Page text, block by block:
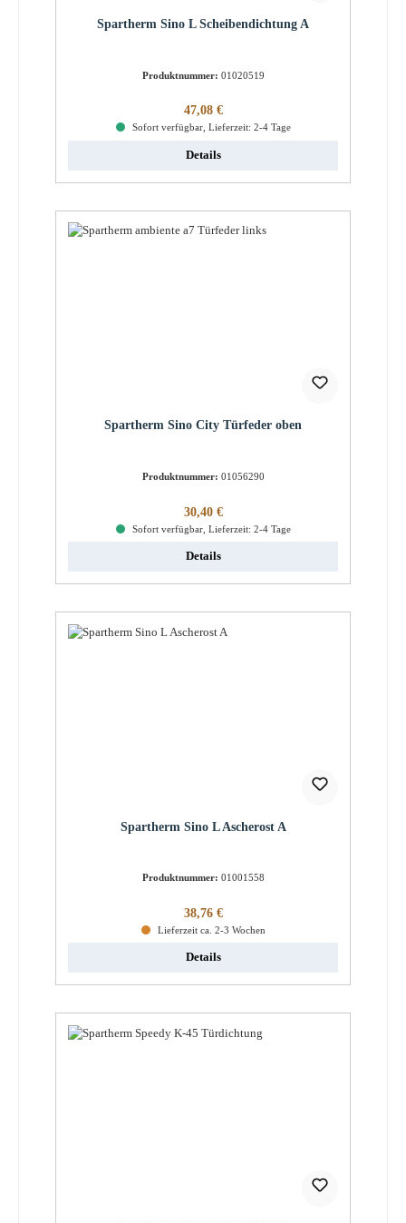
Spartherm Sino L Scheibendichtung A
Produktnummer: 01020519
Regulärer Preis:
47,08 €
Sofort verfügbar, Lieferzeit: 2-4 Tage
Details
Spartherm Sino City Türfeder oben
Produktnummer: 01056290
Regulärer Preis:
30,40 €
Sofort verfügbar, Lieferzeit: 2-4 Tage
Details
Spartherm Sino L Ascherost A
Produktnummer: 01001558
Regulärer Preis:
38,76 €
Lieferzeit ca. 2-3 Wochen
Details